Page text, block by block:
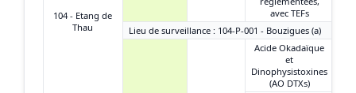
104 - Etang de
Thau
avec TEFs
Lieu de surveillance : 104-P-001 - Bouzigues (a)
Acide Okadaïque
et
Dinophysistoxines
(AO DTXs)